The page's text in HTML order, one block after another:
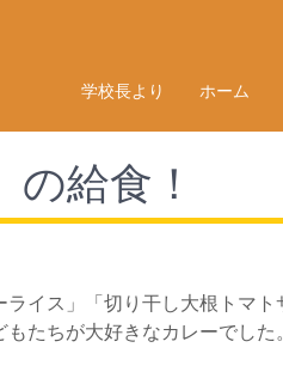
学校長より ホーム
の給食！
イス」「切り干し大根トマ
たちが大好きなカレーでし